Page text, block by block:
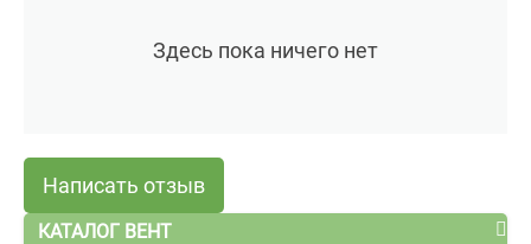
Здесь пока ничего нет
Написать отзыв
КАТАЛОГ ВЕНТ